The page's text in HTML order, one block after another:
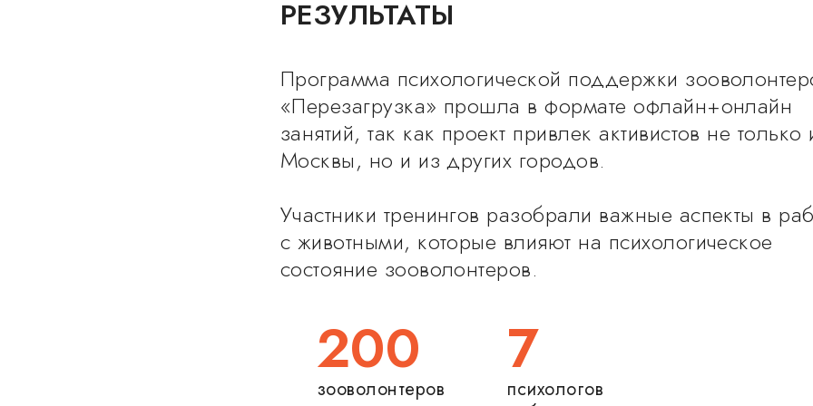
РЕЗУЛЬТАТЫ
Программа психологической поддержки
«Перезагрузка» прошла в формате офлайн+онлайн
занятий, так как проект привлек активистов не только
Москвы, но и из других городов.
Участники тренингов разобрали важные аспекты в
с животными, которые влияют на психологическое
состояние зооволонтеров.
200
зооволонтеров
7
психологов